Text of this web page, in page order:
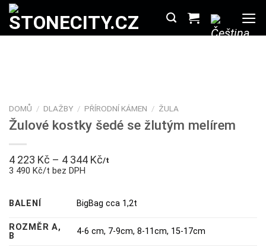
Přeskočit
obsah
DOMŮ / DLAŽBY / PŘÍRODNÍ KÁMEN / ŽULA
Žulové kostky šedé se žlutým melírem
4 223 Kč – 4 344 Kč/t
3 490 Kč/t bez DPH
BALENÍ BigBag cca 1,2t
ROZMĚR A,
B
4-6 cm, 7-9cm,8-11cm, 15-17cm